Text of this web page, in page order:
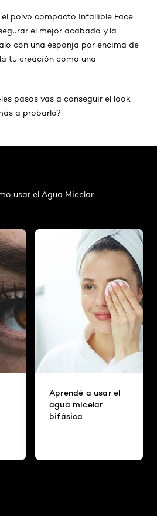
polvo compacto Infallible Face
el mejor acabado y la
con una esponja por encima de
tu creación como una
pasos vas a conseguir el look
a probarlo?
usar el Agua Micelar
Aprendé a usar el
agua micelar
bifásica